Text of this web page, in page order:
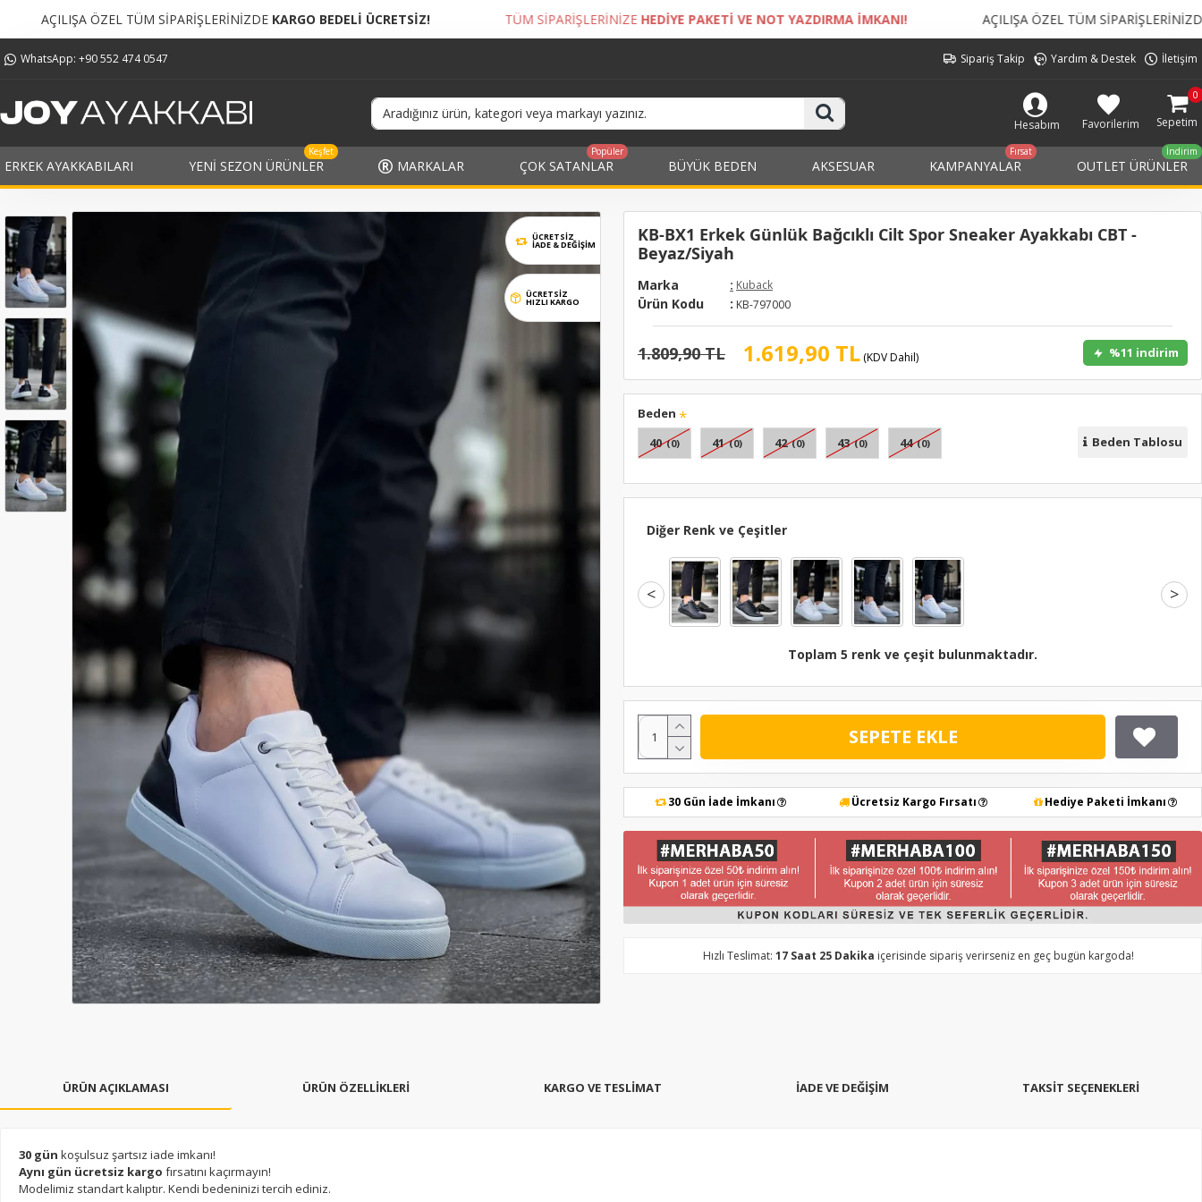
TÜM SİPARİŞLERİNİZDEKARGO BEDELİ ÜCRETSİZ! TÜM SİPARİŞLERİNİZEHEDİYE PAKETİ VE NOT YAZDIRMA İMKANI! AÇILIŞA ÖZEL TÜM SİPARİŞLERİNİZDEKARGO BEDELİ
WhatsApp: +90 552 474 0547 Sipariş Takip Yardım & Destek İletişim
Hesabım Favorilerim Sepetim
0
ERKEK AYAKKABILARI YENI SEZON ÜRÜNLER
Keşfet
MARKALAR ÇOK SATANLAR
Popüler
BÜYÜK BEDEN AKSESUAR KAMPANYALAR
Fırsat
OUTLET ÜRÜNLER
İndirim
ÜCRETSİZ
İADE & DEĞIŞIM
ÜCRETSİZ
HIZLI KARGO
KB-BX1 Erkek Günlük Bağcıklı Cilt Spor Sneaker Ayakkabı CBT -
Beyaz/Siyah
Marka : Kuback
Ürün Kodu : KB-797000
1.619,90 TL (KDV Dahil)
1.809,90 TL %11 indirim
Beden
40 (0) 41 (0) 42 (0) 43 (0) 44 (0) Beden Tablosu
Diğer Renk ve Çeşitler
< >
Toplam 5 renk ve çeşit bulunmaktadır.
SEPETE EKLE
30 Gün İade İmkanı Ücretsiz Kargo Fırsatı Hediye Paketi İmkanı
Hızlı Teslimat: 17 Saat 25 Dakika içerisinde sipariş verirseniz en geç bugün kargoda!
ÜRÜN AÇIKLAMASI ÜRÜN ÖZELLİKLERİ KARGO VE TESLİMAT İADE VE DEĞİŞİM TAKSIT SEÇENEKLERI
30 gün koşulsuz şartsız iade imkanı!
Aynı gün ücretsiz kargo fırsatını kaçırmayın!
Modelimiz standart kalıptır. Kendi bedeninizi tercih ediniz.